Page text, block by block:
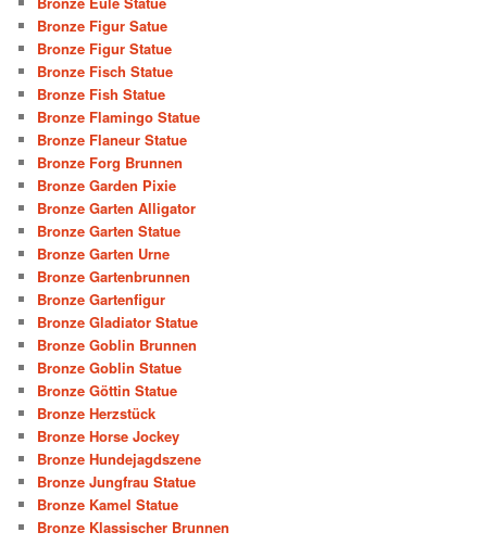
Bronze Figur Satue
Bronze Figur Statue
Bronze Fisch Statue
Bronze Fish Statue
Bronze Flamingo Statue
Bronze Flaneur Statue
Bronze Forg Brunnen
Bronze Garden Pixie
Bronze Garten Alligator
Bronze Garten Statue
Bronze Garten Urne
Bronze Gartenbrunnen
Bronze Gartenfigur
Bronze Gladiator Statue
Bronze Goblin Brunnen
Bronze Goblin Statue
Bronze Göttin Statue
Bronze Herzstück
Bronze Horse Jockey
Bronze Hundejagdszene
Bronze Jungfrau Statue
Bronze Kamel Statue
Bronze Klassischer Brunnen